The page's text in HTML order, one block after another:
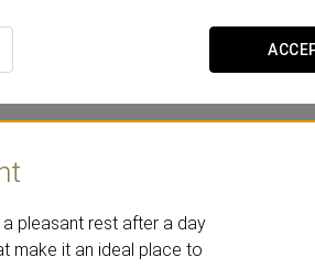
pleasant rest after a day
make it an ideal place to